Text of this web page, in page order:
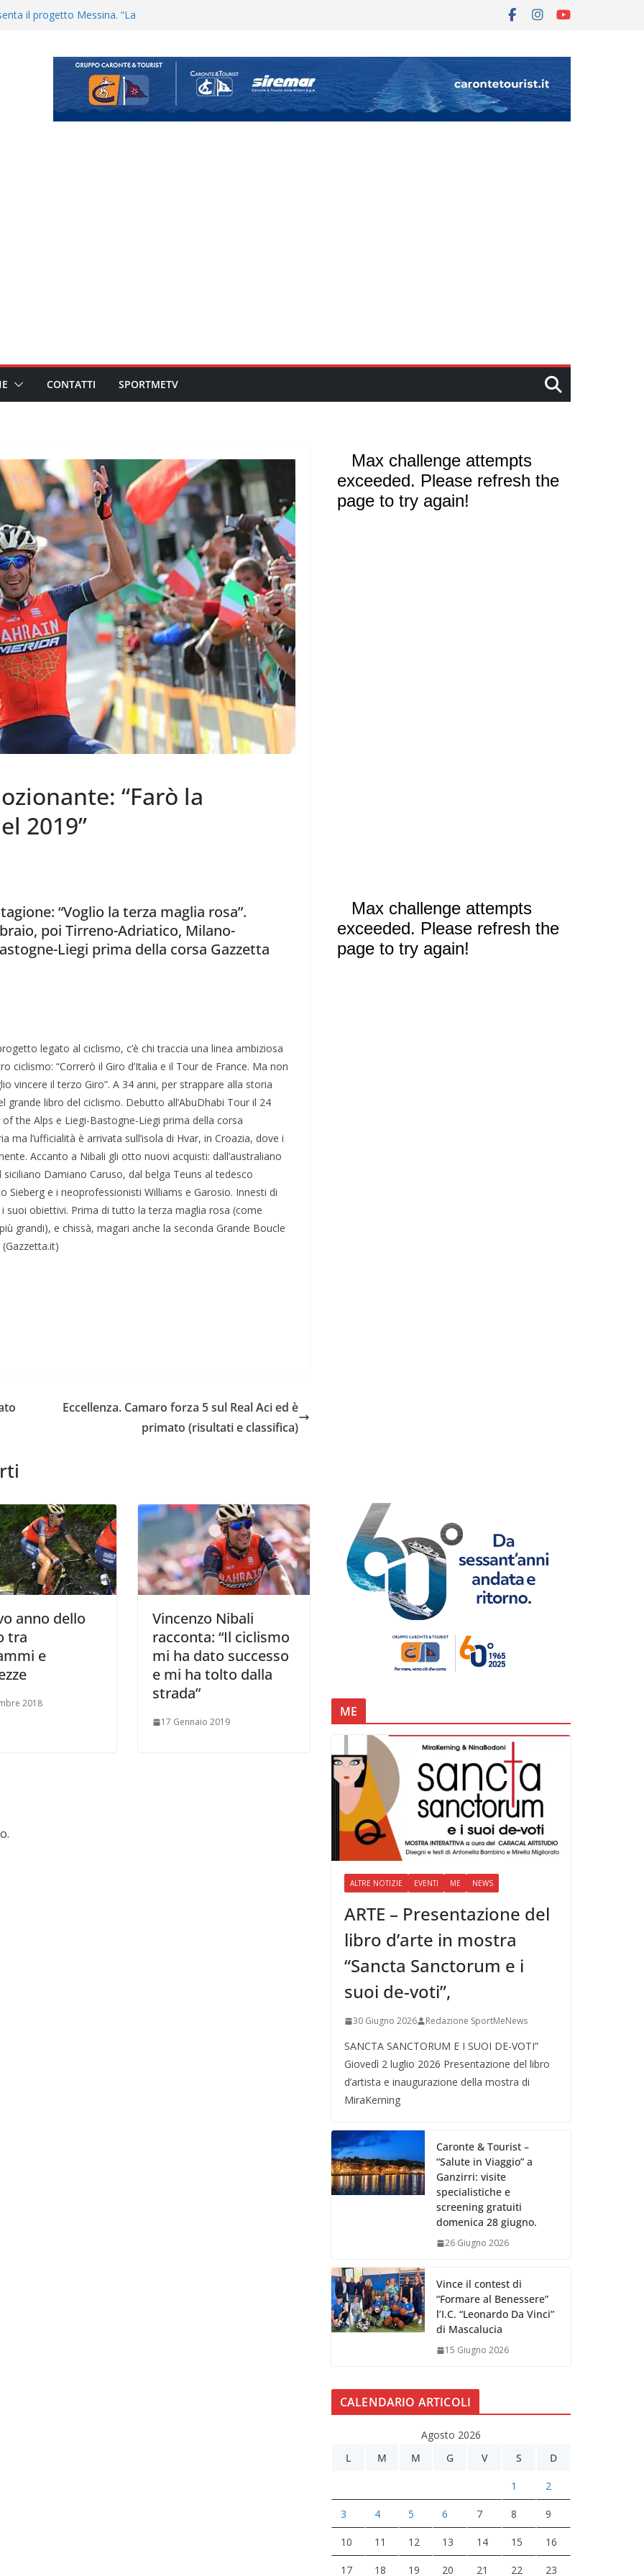
il terzino Matteo Guerriero
ma non chi siamo”
bocciato il Fasano,
e Kamarat restano in
si alzano i ritmi tra lavoro
CONTATTI SPORTMETV
“Farò la
2019”
“Voglio la terza maglia rosa”.
poi Tirreno-Adriatico, Milano-
Liegi prima della corsa Gazzetta
legato al ciclismo, c’è chi traccia una linea ambiziosa
ciclismo: “Correrò il Giro d’Italia e il Tour de France. Ma non
vincere il terzo Giro”. A 34 anni, per strappare alla storia
grande libro del ciclismo. Debutto all’AbuDhabi Tour il 24
the Alps e Liegi-Bastogne-Liegi prima della corsa
ma l’ufficialità è arrivata sull’isola di Hvar, in Croazia, dove i
Accanto a Nibali gli otto nuovi acquisti: dall’australiano
Damiano Caruso, dal belga Teuns al tedesco
Sieberg e i neoprofessionisti Williams e Garosio. Innesti di
suoi obiettivi. Prima di tutto la terza maglia rosa (come
grandi), e chissà, magari anche la seconda Grande Boucle
Eccellenza. Camaro forza 5 sul Real Aci ed è
primato (risultati e classifica)
anno dello
tra
e
2018
Vincenzo Nibali
racconta: “Il ciclismo
mi ha dato successo
e mi ha tolto dalla
strada”
17 Gennaio 2019
ME
ALTRE NOTIZIE EVENTI ME NEWS
ARTE – Presentazione del
libro d’arte in mostra
“Sancta Sanctorum e i
suoi de-voti”,
30 Giugno 2026 Redazione SportMeNews
SANCTA SANCTORUM E I SUOI DE-VOTI”
Giovedì 2 luglio 2026 Presentazione del libro
d’artista e inaugurazione della mostra di
MiraKerning
Caronte & Tourist –
“Salute in Viaggio” a
Ganzirri: visite
specialistiche e
screening gratuiti
domenica 28 giugno.
26 Giugno 2026
Vince il contest di
“Formare al Benessere”
l’I.C. “Leonardo Da Vinci”
di Mascalucia
15 Giugno 2026
CALENDARIO ARTICOLI
Agosto 2026
L
M M G V S D
1 2
3 4 5 6 7 8 9
10 11 12 13 14 15 16
17 18 19 20 21 22 23